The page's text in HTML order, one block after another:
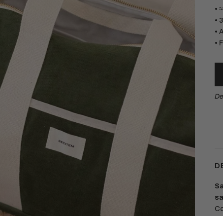
•
•
•
•
Matières européennes durables.
Chaque pièce est conçue pour durer